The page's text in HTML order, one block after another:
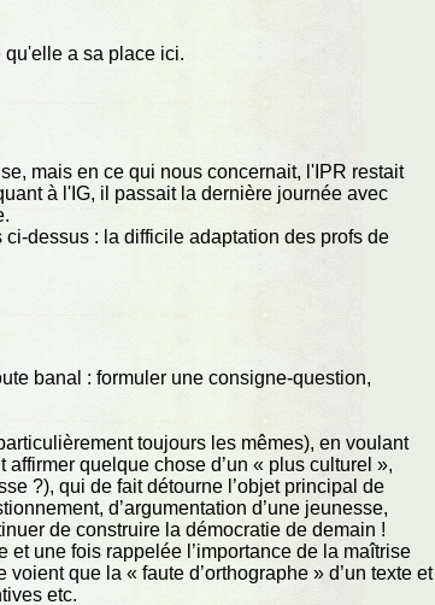
qu'elle a sa place ici.
mais en ce qui nous concernait, l'IPR restait
à l'IG, il passait la dernière journée avec
dessus : la difficile adaptation des profs de
banal : formuler une consigne-question,
toujours les mêmes), en voulant
quelque chose d’un « plus culturel »,
?), qui de fait détourne l’objet principal de
d’argumentation d’une jeunesse,
de construire la démocratie de demain !
et une fois rappelée l’importance de la maîtrise
que la « faute d’orthographe » d’un texte et
etc.